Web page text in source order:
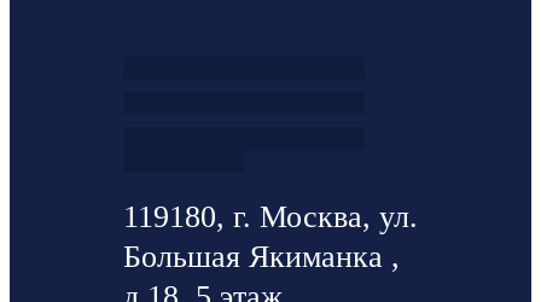
119180, г. Москва, ул.
Большая Якиманка ,